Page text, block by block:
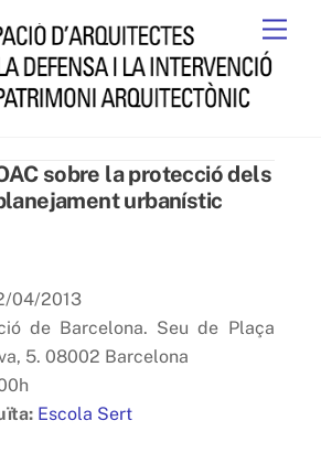
sobre la protecció dels
urbanístic
04/2013
de Barcelona. Seu de Plaça
5. 08002 Barcelona
Escola Sert